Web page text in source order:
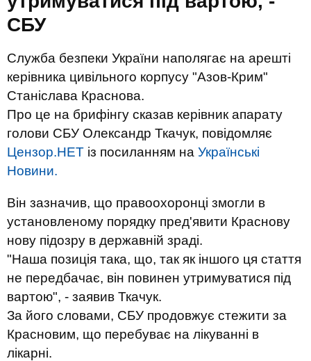
СБУ
Служба безпеки України наполягає на арешті
керівника цивільного корпусу "Азов-Крим"
Станіслава Краснова.
Про це на брифінгу сказав керівник апарату
голови СБУ Олександр Ткачук, повідомляє
Цензор.НЕТ із посиланням на Українські
Новини.
Він зазначив, що правоохоронці змогли в
установленому порядку пред'явити Краснову
нову підозру в державній зраді.
"Наша позиція така, що, так як іншого ця стаття
не передбачає, він повинен утримуватися під
вартою", - заявив Ткачук.
За його словами, СБУ продовжує стежити за
Красновим, що перебуває на лікуванні в
лікарні.